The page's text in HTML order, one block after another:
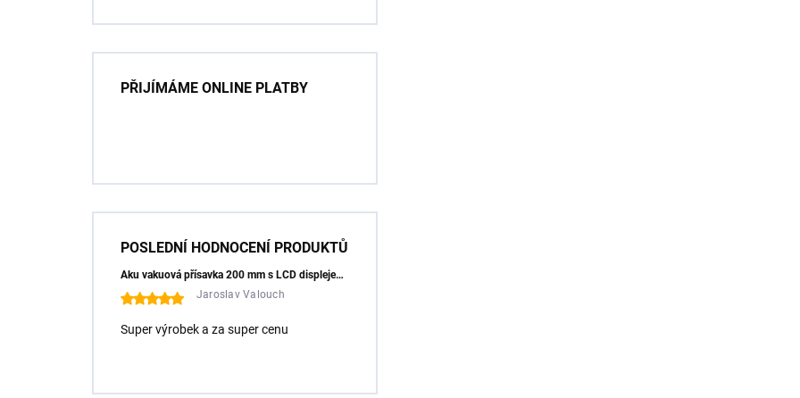
PŘIJÍMÁME ONLINE PLATBY
POSLEDNÍ HODNOCENÍ PRODUKTŮ
Aku vakuová přísavka 200 mm s LCD displejem (150 kg) - HÖGERT HT3B355
Jaroslav Valouch
Super výrobek a za super cenu